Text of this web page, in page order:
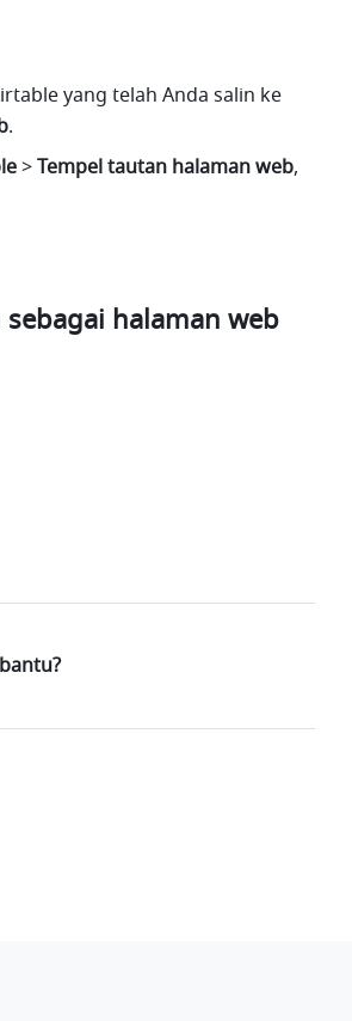
yang telah Anda salin ke
.
> Tempel tautan halaman web,
halaman web